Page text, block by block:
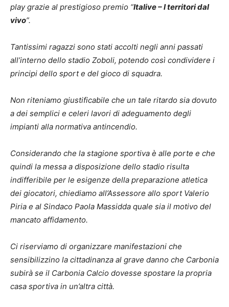
play grazie al prestigioso premio “Italive – I territori dal
vivo”.
Tantissimi ragazzi sono stati accolti negli anni passati
all’interno dello stadio Zoboli, potendo così condividere i
principi dello sport e del gioco di squadra.
Non riteniamo giustificabile che un tale ritardo sia dovuto
a dei semplici e celeri lavori di adeguamento degli
impianti alla normativa antincendio.
Considerando che la stagione sportiva è alle porte e che
quindi la messa a disposizione dello stadio risulta
indifferibile per le esigenze della preparazione atletica
dei giocatori, chiediamo all’Assessore allo sport Valerio
Piria e al Sindaco Paola Massidda quale sia il motivo del
mancato affidamento.
Ci riserviamo di organizzare manifestazioni che
sensibilizzino la cittadinanza al grave danno che Carbonia
subirà se il Carbonia Calcio dovesse spostare la propria
casa sportiva in un’altra città.